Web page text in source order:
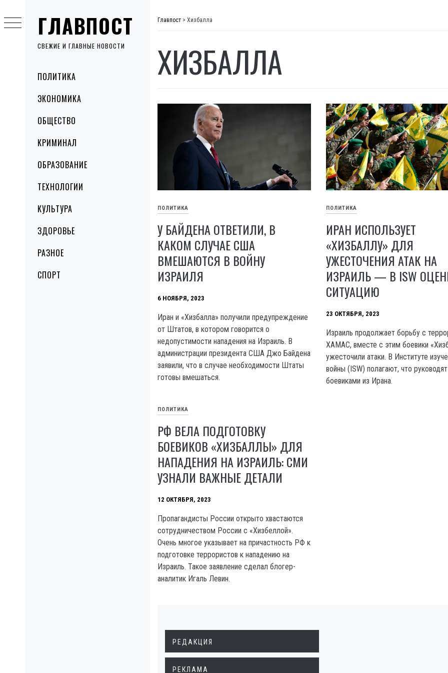
ГЛАВПОСТ
СВЕЖИЕ И ГЛАВНЫЕ НОВОСТИ
MenuПОЛИТИКА
ЭКОНОМИКА
ОБЩЕСТВО
КРИМИНАЛ
ОБРАЗОВАНИЕ
ТЕХНОЛОГИИ
КУЛЬТУРА
ЗДОРОВЬЕ
РАЗНОЕ
СПОРТ
to
content
Главпост > Хизбалла
ХИЗБАЛЛА
ПОЛИТИКА
У БАЙДЕНА ОТВЕТИЛИ, В
КАКОМ СЛУЧАЕ США
ВМЕШАЮТСЯ В ВОЙНУ
ИЗРАИЛЯ
6 НОЯБРЯ, 2023
Иран и «Хизбалла» получили предупреждение
от Штатов, в котором говорится о
недопустимости нападения на Израиль. B
администрации президента США Джо Байдена
заявили, что в случае необходимости Штаты
готовы вмешаться.
ПОЛИТИКА
ИРАН ИСПОЛЬЗУЕТ
«ХИЗБАЛЛУ» ДЛЯ
УЖЕСТОЧЕНИЯ АТАК НА
ИЗРАИЛЬ — В ISW
СИТУАЦИЮ
23 ОКТЯБРЯ, 2023
Израиль продолжает борьбу с
XAMAC, вместе с этим боевики
ужесточили атаки. В Институте
войны (ISW) полагают, что руководят
боевиками из Ирана.
ПОЛИТИКА
РФ ВЕЛА ПОДГОТОВКУ
БОЕВИКОВ «ХИЗБАЛЛЫ» ДЛЯ
НАПАДЕНИЯ НА ИЗРАИЛЬ: СМИ
УЗНАЛИ ВАЖНЫЕ ДЕТАЛИ
12 ОКТЯБРЯ, 2023
Пропагандисты России открыто хвастаются
сотрудничеством России с «Хизбеллой».
Очень многое указывает на причастность РФ к
подготовке террористов к нападению на
Израиль. Такое заявление сделал блогер-
аналитик Игаль Левин.
РЕДАКЦИЯ
РЕКЛАМА